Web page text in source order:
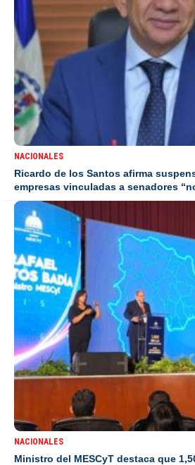
NACIONALES
Ricardo de los Santos afirma
empresas vinculadas a senadores
NACIONALES
Ministro del MESCyT destaca que